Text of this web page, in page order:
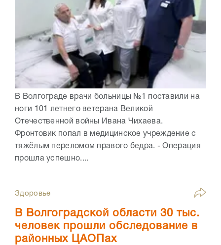
В Волгограде врачи больницы №1 поставили на
ноги 101 летнего ветерана Великой
Отечественной войны Ивана Чихаева.
Фронтовик попал в медицинское учреждение с
тяжёлым переломом правого бедра. - Операция
прошла успешно....
Здоровье
В Волгоградской области 30 тыс.
человек прошли обследование в
районных ЦАОПах